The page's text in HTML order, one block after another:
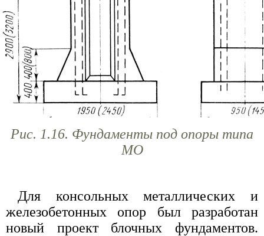
Рис. 1.16. Фундаменты под опоры типа
МО
Для консольных металлических и
железобетонных опор был разработан
новый проект блочных фундаментов.